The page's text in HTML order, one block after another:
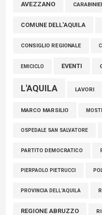
Marcinelle, Verrecchia
connazionali tra cui molti
06 Agosto 2026
AVEZZANO
COMUNE DELL'AQUILA
CONSIGLIO REGIONALE
EMICICLO EVENTI
L'AQUILA LAVORI
MARCO MARSILIO
OSPEDALE SAN SALVATORE
PARTITO DEMOCRATICO
PIERPAOLO PIETRUCCI
PROVINCIA DELL'AQUILA
REGIONE ABRUZZO